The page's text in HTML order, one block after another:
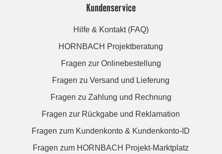
Kundenservice
Hilfe & Kontakt (FAQ)
HORNBACH Projektberatung
Fragen zur Onlinebestellung
Fragen zu Versand und Lieferung
Fragen zu Zahlung und Rechnung
Fragen zur Rückgabe und Reklamation
Fragen zum Kundenkonto & Kundenkonto-ID
Fragen zum HORNBACH Projekt-Marktplatz